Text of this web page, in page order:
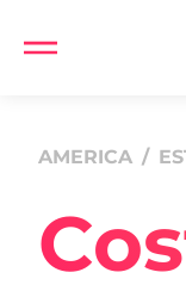
AMERICA /